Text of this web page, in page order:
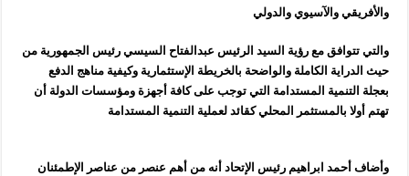
والأفريقي والآسيوي والدولي
والتي تتوافق مع رؤية السيد الرئيس عبدالفتاح السيسي رئيس الجمهورية من
حيث الدراية الكاملة والواضحة بالخريطة الإستثمارية وكيفية مناهج الدفع
بعجلة التنمية المستدامة التي توجب على كافة أجهزة ومؤسسات الدولة أن
تهتم أولا بالمستثمر المحلي كقائد لعملية التنمية المستدامة
وأضاف أحمد ابراهيم رئيس الإتحاد أنه من أهم عنصر من عناصر الإطمئنان